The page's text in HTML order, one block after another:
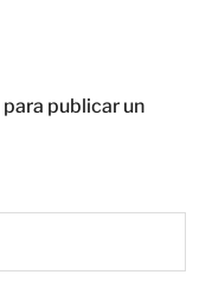
para publicar un